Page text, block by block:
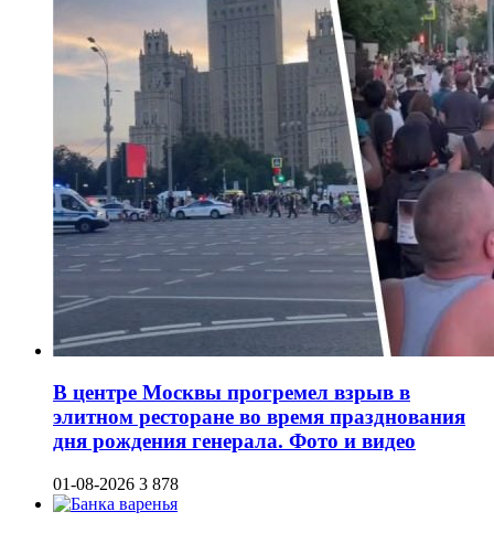
В центре Москвы прогремел взрыв в
элитном ресторане во время празднования
дня рождения генерала. Фото и видео
01-08-2026 3 878